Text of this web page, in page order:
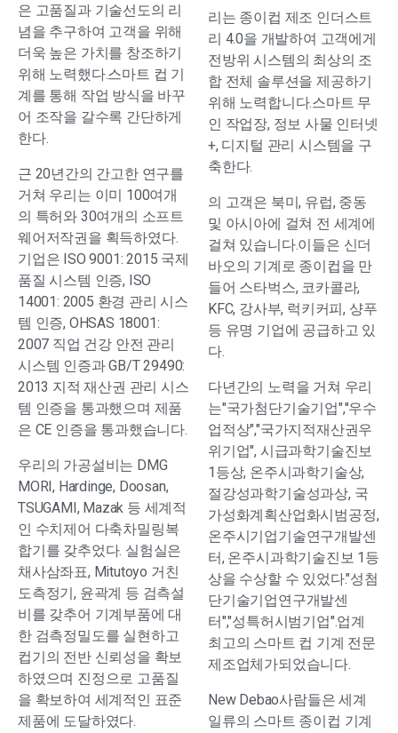
은 고품질과 기술선도의 리
념을 추구하여 고객을 위해
더욱 높은 가치를 창조하기
위해 노력했다.스마트 컵 기
계를 통해 작업 방식을 바꾸
어 조작을 갈수록 간단하게
한다.
근 20년간의 간고한 연구를
거쳐 우리는 이미 100여개
의 특허와 30여개의 소프트
웨어저작권을 획득하였다.
기업은 ISO 9001: 2015 국제
품질 시스템 인증, ISO
14001: 2005 환경 관리 시스
템 인증, OHSAS 18001:
2007 직업 건강 안전 관리
시스템 인증과 GB/T 29490:
2013 지적 재산권 관리 시스
템 인증을 통과했으며 제품
은 CE 인증을 통과했습니다.
우리의 가공설비는 DMG
MORI, Hardinge, Doosan,
TSUGAMI, Mazak 등 세계적
인 수치제어 다축차밀링복
합기를 갖추었다. 실험실은
채사삼좌표, Mitutoyo 거친
도측정기, 윤곽계 등 검측설
비를 갖추어 기계부품에 대
한 검측정밀도를 실현하고
컵기의 전반 신뢰성을 확보
하였으며 진정으로 고품질
을 확보하여 세계적인 표준
제품에 도달하였다.
리는 종이컵 제조 인더스트
리 4.0을 개발하여 고객에게
전방위 시스템의 최상의 조
합 전체 솔루션을 제공하기
위해 노력합니다.스마트 무
인 작업장, 정보 사물 인터넷
+, 디지털 관리 시스템을 구
축한다.
의 고객은 북미, 유럽, 중동
및 아시아에 걸쳐 전 세계에
걸쳐 있습니다.이들은 신더
바오의 기계로 종이컵을 만
들어 스타벅스, 코카콜라,
KFC, 강사부, 럭키커피, 샹푸
등 유명 기업에 공급하고 있
다.
다년간의 노력을 거쳐 우리
는"국가첨단기술기업","우수
업적상","국가지적재산권우
위기업", 시급과학기술진보
1등상, 온주시과학기술상,
절강성과학기술성과상, 국
가성화계획산업화시범공정,
온주시기업기술연구개발센
터, 온주시과학기술진보 1등
상을 수상할 수 있었다."성첨
단기술기업연구개발센
터","성특허시범기업".업계
최고의 스마트 컵 기계 전문
제조업체가되었습니다.
New Debao사람들은 세계
일류의 스마트 종이컵 기계